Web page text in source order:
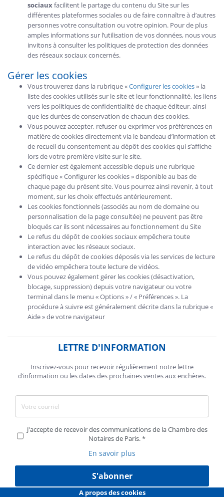
sociauxfacilitent le partage du contenu du Site sur les
différentes plateformes sociales ou de faire connaître à d’autres
personnes votre consultation ou votre opinion. Pour de plus
amples informations sur l’utilisation de vos données, nous vous
invitons à consulter les politiques de protection des données
des réseaux sociaux concernés.
Gérer les cookies
Vous trouverez dans la rubrique «Configurer les cookies» la
liste des cookies utilisés sur le site et leur fonctionnalité, les liens
vers les politiques de confidentialité de chaque éditeur, ainsi
que les durées de conservation de chacun des cookies.
Vous pouvez accepter, refuser ou exprimer vos préférences en
matière de cookies directement via le bandeau d’information et
de recueil du consentement au dépôt des cookies qui s’affiche
lors de votre première visite sur le site.
Ce dernier est également accessible depuis une rubrique
spécifique « Configurer les cookies » disponible au bas de
chaque page du présent site. Vous pourrez ainsi revenir, à tout
moment, sur les choix effectués antérieurement.
Les cookies fonctionnels (associés au nom de domaine ou
personnalisation de la page consultée) ne peuvent pas être
bloqués car ils sont nécessaires au fonctionnement du Site
Le refus du dépôt de cookies sociaux empêchera toute
interaction avec les réseaux sociaux.
Le refus du dépôt de cookies déposés via les services de lecture
de vidéo empêchera toute lecture de vidéos.
Vous pouvez également gérer les cookies (désactivation,
blocage, suppression) depuis votre navigateur ou votre
terminal dans le menu « Options » / « Préférences ». La
procédure à suivre est généralement décrite dans la rubrique «
Aide » de votre navigateur
LETTRE D'INFORMATION
Inscrivez-vous pour recevoir régulièrement notre lettre
d’information ou les dates des prochaines ventes aux enchères.
J'accepte de recevoir des communications de la Chambre des
Notaires de Paris.
En savoir plus
S'abonner
A propos des cookies